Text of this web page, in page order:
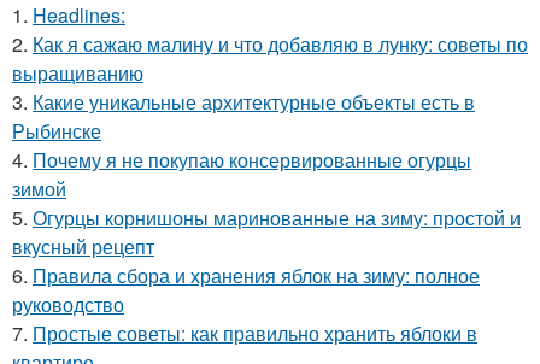
1. Headlines:
2. Как я сажаю малину и что добавляю в лунку: советы по
выращиванию
3. Какие уникальные архитектурные объекты есть в
Рыбинске
4. Почему я не покупаю консервированные огурцы
зимой
5. Огурцы корнишоны маринованные на зиму: простой и
вкусный рецепт
6. Правила сбора и хранения яблок на зиму: полное
руководство
7. Простые советы: как правильно хранить яблоки в